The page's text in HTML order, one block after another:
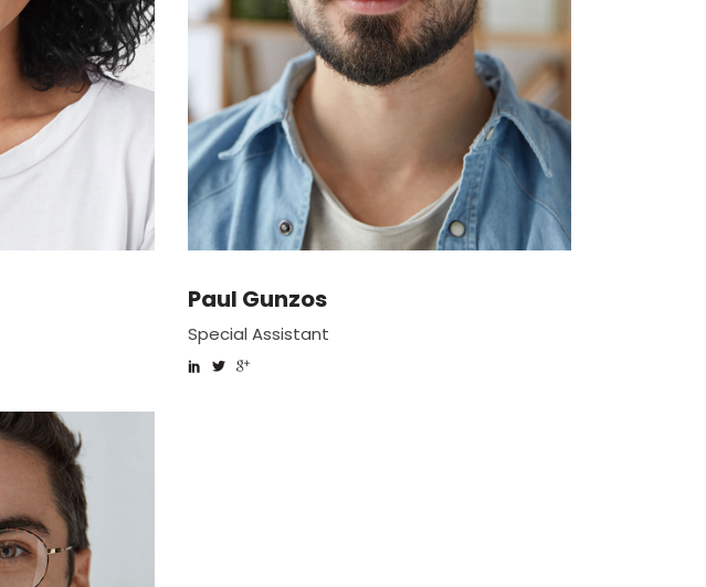
Paul Gunzos
Special Assistant